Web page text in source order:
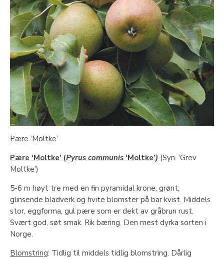
Pære ‘Moltke’
Pære ‘Moltke’ (Pyrus communis ‘Moltke’) (Syn. ‘Grev
Moltke’)
5-6 m høyt tre med en fin pyramidal krone, grønt,
glinsende bladverk og hvite blomster på bar kvist. Middels
stor, eggforma, gul pære som er dekt av gråbrun rust.
Svært god, søt smak. Rik bæring. Den mest dyrka sorten i
Norge.
Blomstring: Tidlig til middels tidlig blomstring. Dårlig